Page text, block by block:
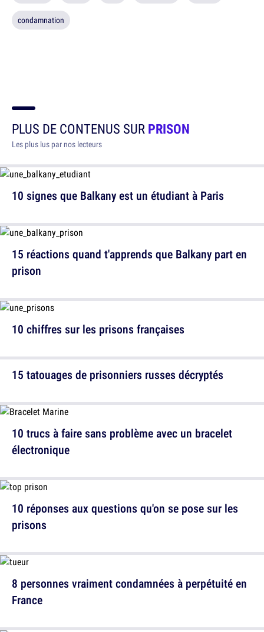
condamnation
PLUS DE CONTENUS SURPRISON
Les plus lus par nos lecteurs
10 signes que Balkany est un étudiant à Paris
10 chiffres sur les prisons françaises
10 trucs à faire sans problème avec un bracelet
électronique
8 personnes vraiment condamnées à perpétuité en
France
15 réactions quand t'apprends que Balkany part en
prison
15 tatouages de prisonniers russes décryptés
10 réponses aux questions qu'on se pose sur les
prisons